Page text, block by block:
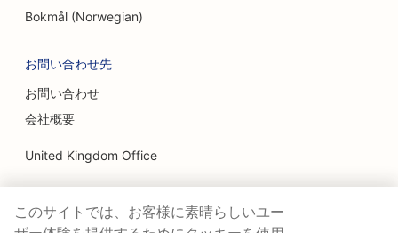
Bokmål (Norwegian)
お問い合わせ先
お問い合わせ
会社概要
United Kingdom Office
Ranktracker Ltd
144A Clerkenwell Rd
London, EC1R 5DF
このサイトでは、お客様に素晴らしいユー